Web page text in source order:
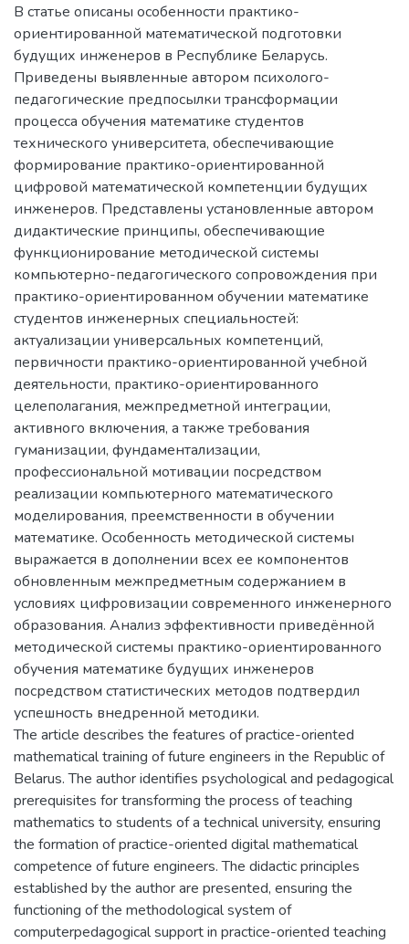
В статье описаны особенности практико-
ориентированной математической подготовки
будущих инженеров в Республике Беларусь.
Приведены выявленные автором психолого-
педагогические предпосылки трансформации
процесса обучения математике студентов
технического университета, обеспечивающие
формирование практико-ориентированной
цифровой математической компетенции будущих
инженеров. Представлены установленные автором
дидактические принципы, обеспечивающие
функционирование методической системы
компьютерно-педагогического сопровождения при
практико-ориентированном обучении математике
студентов инженерных специальностей:
актуализации универсальных компетенций,
первичности практико-ориентированной учебной
деятельности, практико-ориентированного
целеполагания, межпредметной интеграции,
активного включения, а также требования
гуманизации, фундаментализации,
профессиональной мотивации посредством
реализации компьютерного математического
моделирования, преемственности в обучении
математике. Особенность методической системы
выражается в дополнении всех ее компонентов
обновленным межпредметным содержанием в
условиях цифровизации современного инженерного
образования. Анализ эффективности приведённой
методической системы практико-ориентированного
обучения математике будущих инженеров
посредством статистических методов подтвердил
успешность внедренной методики.
The article describes the features of practice-oriented
mathematical training of future engineers in the Republic of
Belarus. The author identifies psychological and pedagogical
prerequisites for transforming the process of teaching
mathematics to students of a technical university, ensuring
the formation of practice-oriented digital mathematical
competence of future engineers. The didactic principles
established by the author are presented, ensuring the
functioning of the methodological system of
computerpedagogical support in practice-oriented teaching